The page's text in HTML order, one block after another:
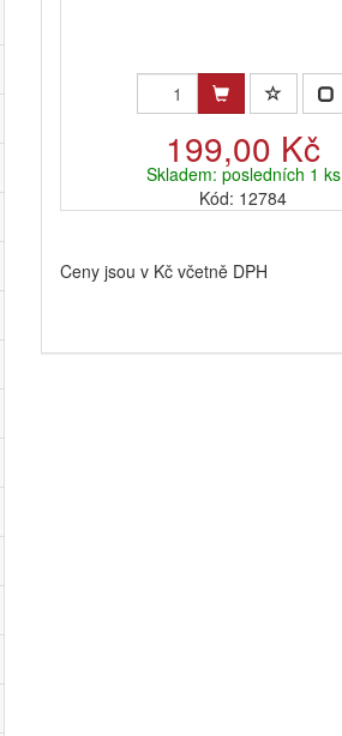
199,00 Kč
Skladem: posledních 1 ks
Kód: 12784
Ceny jsou v Kč včetně DPH